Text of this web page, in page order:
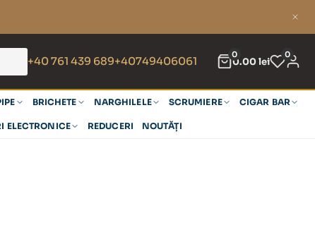
+40 761 439 689+40749406061 0
0.00lei
0
BRICHETE NARGHILELE SCRUMIERE CIGAR BAR
ELECTRONICE REDUCERI NOUTĂȚI